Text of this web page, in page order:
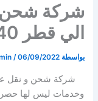
شركة
الي قطر 0560533140
بواسطة /06/09/2022
شركة شحن و نقل
وخدمات ليس لها